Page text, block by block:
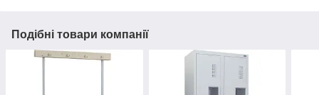
Подібні товари компанії